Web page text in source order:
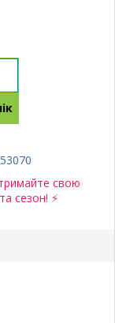
свою
сезон! ⚡